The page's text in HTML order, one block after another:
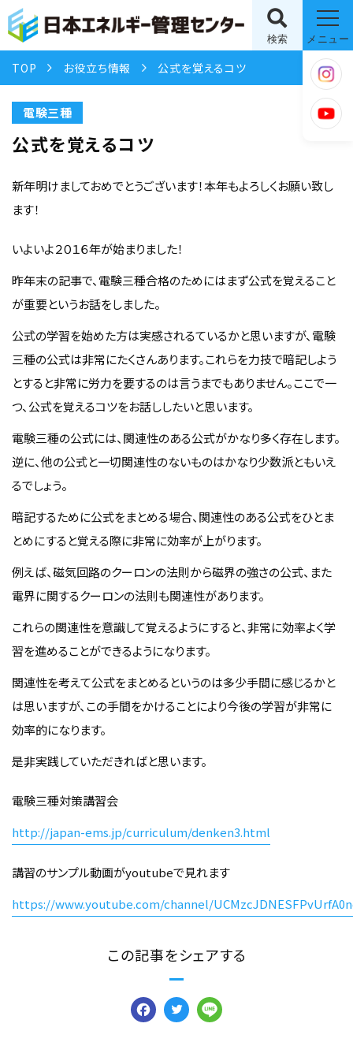
検索 メニュー
TOP お役立ち情報 公式を覚えるコツ
電験三種
公式を覚えるコツ
新年明けましておめでとうございます！本年もよろしくお願い致し
ます！
いよいよ２０１６年が始まりました！
昨年末の記事で、電験三種合格のためにはまず公式を覚えること
が重要というお話をしました。
公式の学習を始めた方は実感されるているかと思いますが、電験
三種の公式は非常にたくさんあります。これらを力技で暗記しよう
とすると非常に労力を要するのは言うまでもありません。ここで一
つ、公式を覚えるコツをお話ししたいと思います。
電験三種の公式には、関連性のある公式がかなり多く存在します。
逆に、他の公式と一切関連性のないものはかなり少数派ともいえ
るでしょう。
暗記するために公式をまとめる場合、関連性のある公式をひとま
とめにすると覚える際に非常に効率が上がります。
例えば、磁気回路のクーロンの法則から磁界の強さの公式、また
電界に関するクーロンの法則も関連性があります。
これらの関連性を意識して覚えるようにすると、非常に効率よく学
習を進めることができるようになります。
関連性を考えて公式をまとめるというのは多少手間に感じるかと
は思いますが、この手間をかけることにより今後の学習が非常に
効率的になります。
是非実践していただきればと思います。
電験三種対策講習会
http://japan-ems.jp/curriculum/denken3.html
講習のサンプル動画がyoutubeで見れます
https://www.youtube.com/channel/
この記事をシェアする
Facebook
Twitter